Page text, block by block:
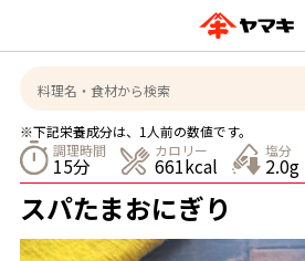
商品情報
ブランド一覧
レシピ
おいしいレシピを探す
かつお節・だしを楽しむ
※下記栄養成分は、1人前の数値です。
調理時間
15分
カロリー
661kcal
塩分
2.0g
スパたまおにぎり